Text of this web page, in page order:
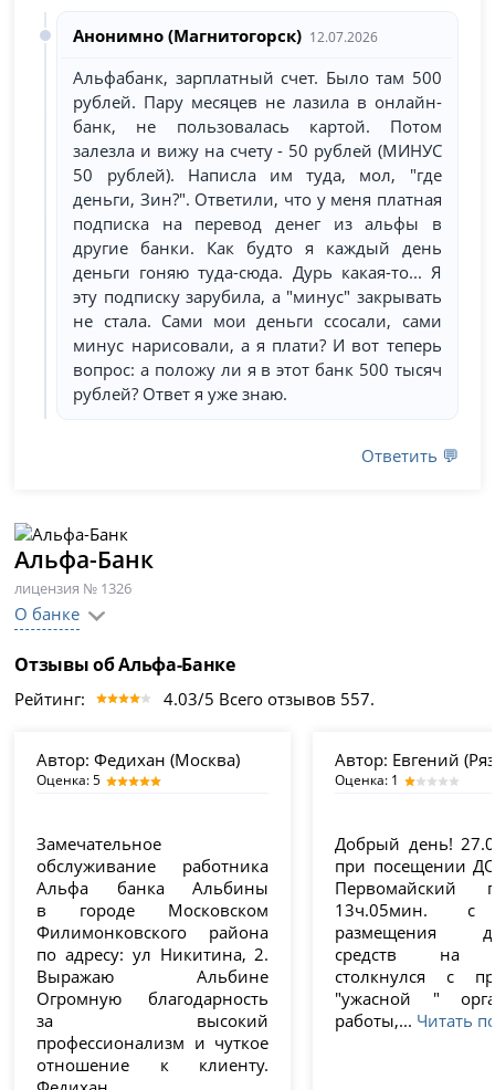
Анонимно (Магнитогорск) 12.07.2026
Альфабанк, зарплатный счет. Было там 500
рублей. Пару месяцев не лазила в онлайн-
банк, не пользовалась картой. Потом
залезла и вижу на счету - 50 рублей (МИНУС
50 рублей). Написла им туда, мол, "где
деньги, Зин?". Ответили, что у меня платная
подписка на перевод денег из альфы в
другие банки. Как будто я каждый день
деньги гоняю туда-сюда. Дурь какая-то... Я
эту подписку зарубила, а "минус" закрывать
не стала. Сами мои деньги ссосали, сами
минус нарисовали, а я плати? И вот теперь
вопрос: а положу ли я в этот банк 500 тысяч
рублей? Ответ я уже знаю.
Ответить 💬
Альфа-Банк
лицензия № 1326
О банке
Отзывы об Альфа-Банке
Рейтинг: 4.03/5 Всего отзывов 557.
Автор: Федихан (Москва)
Оценка: 5
Замечательное
обслуживание работника
Альфа банка Альбины
в городе Московском
Филимонковского района
по адресу: ул Никитина, 2.
Выражаю Альбине
Огромную благодарность
за высокий
профессионализм и чуткое
отношение к клиенту.
Автор: Евгений
Оценка: 1
Добрый день!
при посещении
Первомайский
13ч.05мин. с
размещения
средств на
столкнулся с
"ужасной "
работы,... Читать